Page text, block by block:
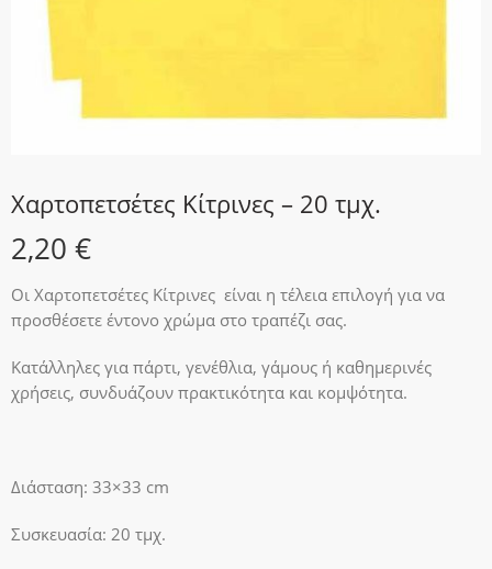
Χαρτοπετσέτες Κίτρινες – 20 τμχ.
2,20 €
Οι Χαρτοπετσέτες Κίτρινες είναι η τέλεια επιλογή για να
προσθέσετε έντονο χρώμα στο τραπέζι σας.
Κατάλληλες για πάρτι, γενέθλια, γάμους ή καθημερινές
χρήσεις, συνδυάζουν πρακτικότητα και κομψότητα.
Διάσταση: 33×33 cm
Συσκευασία: 20 τμχ.